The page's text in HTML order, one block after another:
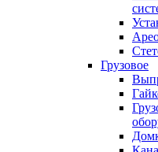
Грузовое